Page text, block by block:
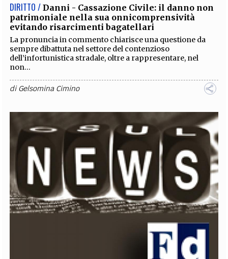
DIRITTO / Danni - Cassazione Civile: il danno non
patrimoniale nella sua onnicomprensività
evitando risarcimenti bagatellari
La pronuncia in commento chiarisce una questione da
sempre dibattuta nel settore del contenzioso
dell’infortunistica stradale, oltre a rappresentare, nel
non...
diGelsomina Cimino